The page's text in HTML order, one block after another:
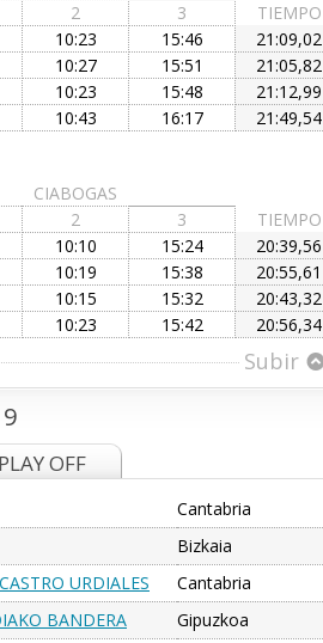
2 3
TIEMPO
10:23 15:46
21:09,02
10:27 15:51
21:05,82
10:23 15:48
21:12,99
10:43 16:17 21:49,54
CIABOGAS
2 3
TIEMPO
10:10 15:24
20:39,56
10:19 15:38
20:55,61
10:15 15:32
20:43,32
10:23 15:42 20:56,34
Subir
PLAY OFF
Cantabria
Bizkaia
URDIALES
Cantabria
BANDERA
Gipuzkoa